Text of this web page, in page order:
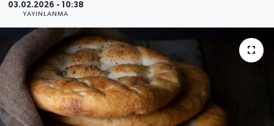
03.02.2026 - 10:38
YAYINLANMA
Egemax TV